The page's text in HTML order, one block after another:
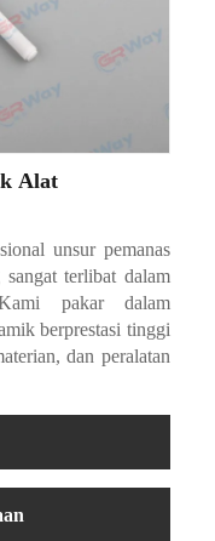
Alat
unsur pemanas
terlibat dalam
pakar dalam
berprestasi tinggi
dan peralatan